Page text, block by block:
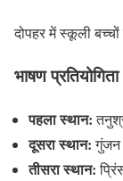
दोपहर में स्कूली
भाषण
पहला स्थान:
दूसरा स्थान:गुंजन
तीसरा स्थान: